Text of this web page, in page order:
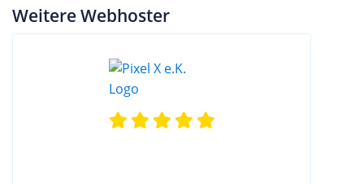
Weitere Webhoster